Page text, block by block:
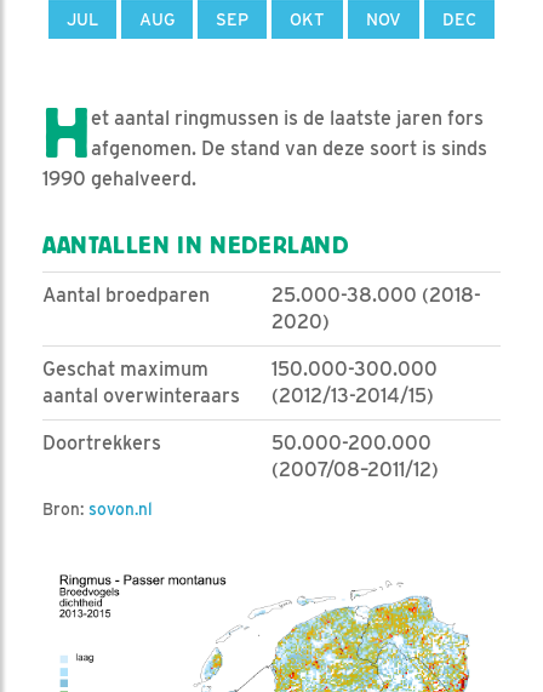
JUL AUG SEP OKT NOV DEC
Het aantal ringmussen is de laatste jaren fors
afgenomen. De stand van deze soort is sinds
1990 gehalveerd.
AANTALLEN IN NEDERLAND
Aantal broedparen
25.000-38.000 (2018-
2020)
Geschat maximum
aantal overwinteraars
150.000-300.000
(2012/13-2014/15)
Doortrekkers
50.000-200.000
(2007/08–2011/12)
Bron: sovon.nl